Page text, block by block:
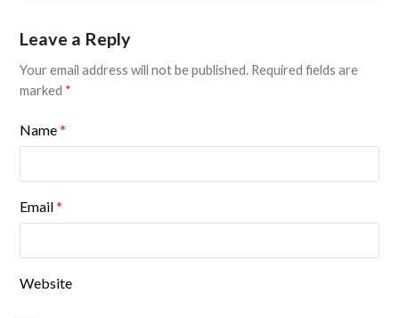
Leave a Reply
Your email address will not be published. Required fields are
marked *
Name*
Email*
Website